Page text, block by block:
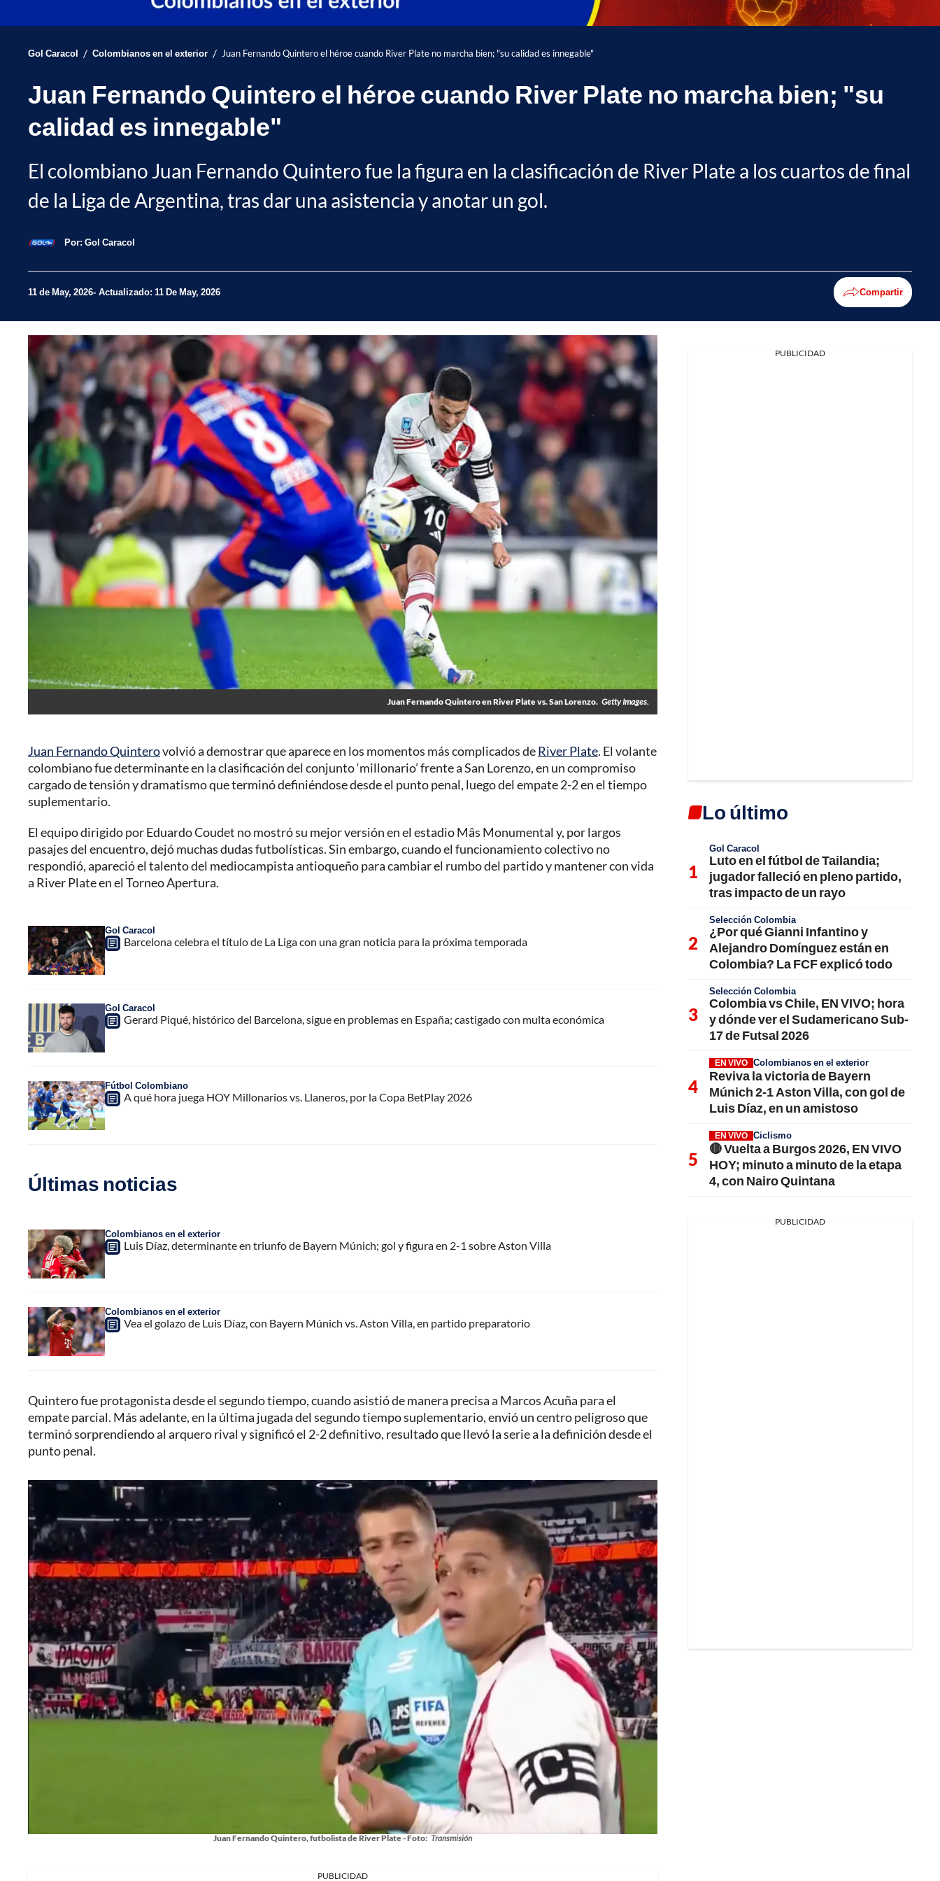
Gol Caracol / Colombianos en el exterior / Juan Fernando Quintero el héroe cuando River Plate no marcha bien; "su calidad es innegable"
Juan Fernando Quintero el héroe cuando River Plate no marcha bien; "su
calidad es innegable"
El colombiano Juan Fernando Quintero fue la figura en la clasificación de River Plate a los cuartos de final
de la Liga de Argentina, tras dar una asistencia y anotar un gol.
Por: Gol Caracol
11 de May, 2026 Actualizado: 11 De May, 2026 Compartir
Juan Fernando Quintero en River Plate vs. San Lorenzo. Getty Images.
Juan Fernando Quinterovolvió a demostrar que aparece en los momentos más complicados deRiver Plate. El volante
colombiano fue determinante en la clasificación del conjunto ‘millonario’ frente a San Lorenzo, en un compromiso
cargado de tensión y dramatismo que terminó definiéndose desde el punto penal, luego del empate 2-2 en el tiempo
suplementario.
El equipo dirigido por Eduardo Coudet no mostró su mejor versión en el estadio Mâs Monumental y, por largos
pasajes del encuentro, dejó muchas dudas futbolísticas. Sin embargo, cuando el funcionamiento colectivo no
respondió, apareció el talento del mediocampista antioqueño para cambiar el rumbo del partido y mantener con vida
a River Plate en el Torneo Apertura.
Gol Caracol
Barcelona celebra el título de La Liga con una gran noticia para la próxima temporada
Gol Caracol
Gerard Piqué, histórico del Barcelona, sigue en problemas en España; castigado con multa económica
Fútbol Colombiano
A qué hora juega HOY Millonarios vs. Llaneros, por la Copa BetPlay 2026
Últimas noticias
Colombianos en el exterior
Luis Díaz, determinante en triunfo de Bayern Múnich; gol y figura en 2-1 sobre Aston Villa
Colombianos en el exterior
Vea el golazo de Luis Díaz, con Bayern Múnich vs. Aston Villa, en partido preparatorio
Quintero fue protagonista desde el segundo tiempo, cuando asistió de manera precisa a Marcos Acuña para el
empate parcial. Más adelante, en la última jugada del segundo tiempo suplementario, envió un centro peligroso que
terminó sorprendiendo al arquero rival y significó el 2-2 definitivo, resultado que llevó la serie a la definición desde el
punto penal.
Juan Fernando Quintero, futbolista de River Plate - Foto: Transmisión
PUBLICIDAD
PUBLICIDAD
Lo último
Gol Caracol
Luto en el fútbol de Tailandia;
jugador falleció en pleno partido,
tras impacto de un rayo
Selección Colombia
¿Por qué Gianni Infantino y
Alejandro Domínguez están en
Colombia? La FCF explicó todo
Selección Colombia
Colombia vs Chile, EN VIVO; hora
y dónde ver el Sudamericano Sub-
17 de Futsal 2026
EN VIVO Colombianos en el exterior
Reviva la victoria de Bayern
Múnich 2-1 Aston Villa, con gol de
Luis Díaz, en un amistoso
EN VIVO Ciclismo
🔴 Vuelta a Burgos 2026, EN VIVO
HOY; minuto a minuto de la etapa
4, con Nairo Quintana
PUBLICIDAD